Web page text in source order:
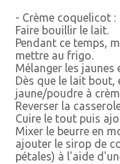
- Crème coquelicot :
Faire bouillir le lait.
Pendant ce temps,
mettre au frigo.
Mélanger les jaunes
Dès que le lait bout,
jaune/poudre à
Reverser la
Cuire le tout puis
Mixer le beurre en
ajouter le sirop de
pétales) à l'aide